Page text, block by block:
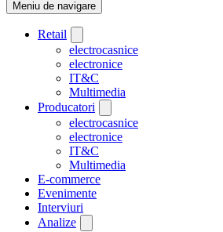
Meniu de navigare
Retail
electrocasnice
electronice
IT&C
Multimedia
Producatori
electrocasnice
electronice
IT&C
Multimedia
E-commerce
Evenimente
Interviuri
Analize